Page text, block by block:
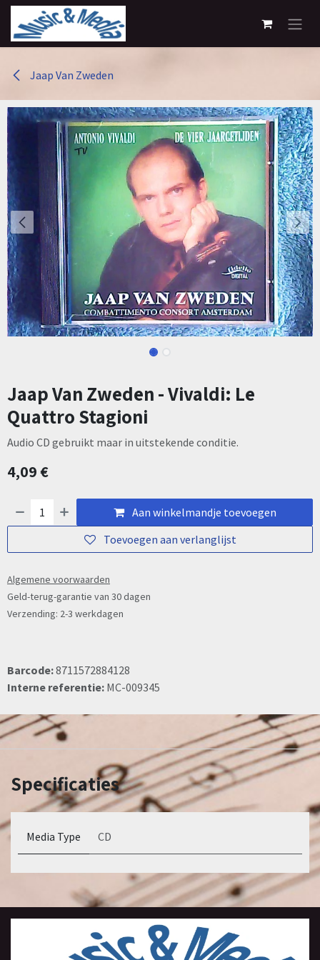
Overslaan naar inhoud
Jaap Van Zweden
Jaap Van Zweden - Vivaldi: Le
Quattro Stagioni
Audio CD gebruikt maar in uitstekende conditie.
4,09€
Aan winkelmandje toevoegen
Toevoegen aan verlanglijst
Algemene voorwaarden
Geld-terug-garantie van 30 dagen
Verzending: 2-3 werkdagen
Barcode:8711572884128
Interne referentie: MC-009345
Specificaties
Media Type CD